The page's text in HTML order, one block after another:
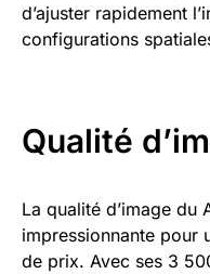
d’ajuster rapidement
configurations
Qualité
La qualité d’image du
impressionnante pour
de prix. Avec ses 3